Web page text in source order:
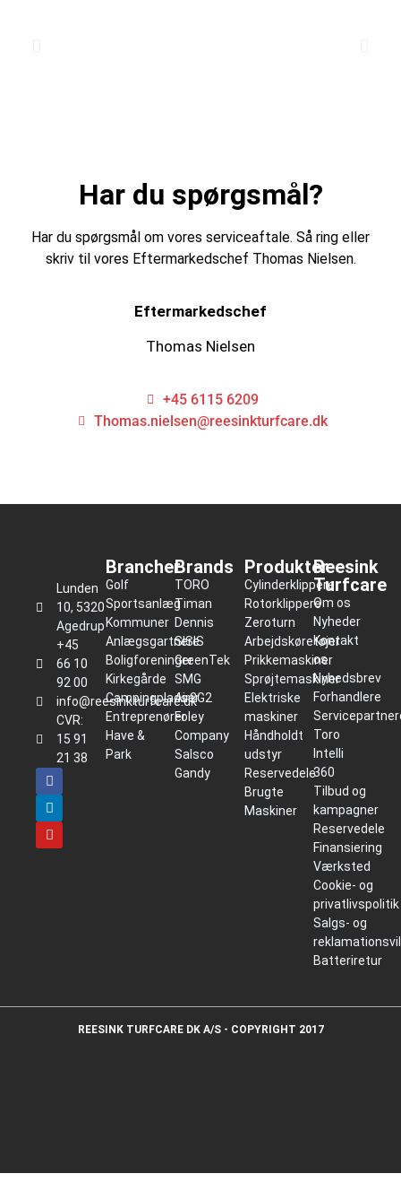
Har du spørgsmål?
Har du spørgsmål om vores serviceaftale. Så ring eller
skriv til vores Eftermarkedschef Thomas Nielsen.
Eftermarkedschef
Thomas Nielsen
+45 6115 6209
Thomas.nielsen@reesinkturfcare.dk
Lunden
10, 5320
Agedrup
+45
66 10
92 00
info@reesinkturfcare.dk
CVR:
15 91
21 38
Brancher
Golf
Sportsanlæg
Kommuner
Anlægsgartnere
Boligforeninger
Kirkegårde
Campingpladser
Entreprenører
Have &
Park
Brands
TORO
Timan
Dennis
SISIS
GreenTek
SMG
Air2G2
Foley
Company
Salsco
Gandy
Produkter
Cylinderklippere
Rotorklippere
Zeroturn
Arbejdskøretøjer
Prikkemaskiner
Sprøjtemaskiner
Elektriske
maskiner
Håndholdt
udstyr
Reservedele
Brugte
Maskiner
Reesink
Turfcare
Om os
Nyheder
Kontakt
os
Nyhedsbrev
Forhandlere
Toro
Intelli
360
Tilbud og
kampagner
Reservedele
Finansiering
Værksted
Cookie- og
privatlivspolitik
Salgs- og
Batteriretur
REESINK TURFCARE DK A/S - COPYRIGHT 2017